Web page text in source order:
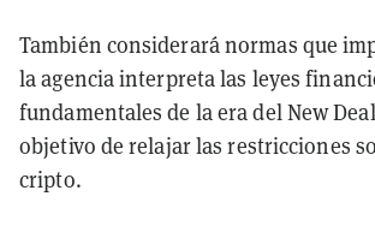
También considerará normas que
la agencia interpreta las leyes
fundamentales de la era del New
objetivo de relajar las restricciones
cripto.